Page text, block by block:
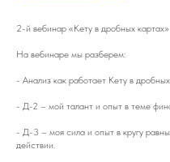
2-й вебинар «Кету в дробных картах»
На вебинаре мы разберем:
- Анализ как работает Кету в
- Д-2 – мой талант и опыт в теме
- Д-3 – моя сила и опыт в кругу
действии.